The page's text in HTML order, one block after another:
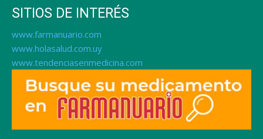
SITIOS DE INTERÉS
www.farmanuario.com
www.holasalud.com.uy
www.tendenciasenmedicina.com